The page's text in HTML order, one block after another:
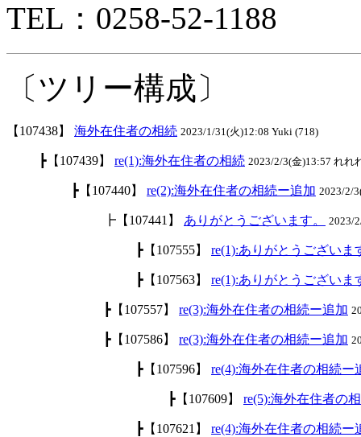
TEL：0258-52-1188
〔ツリー構成〕
【107438】 海外在住者の相続 2023/1/31(火)12:08 Yuki (718)
┣【107439】 re(1):海外在住者の相続 2023/2/3(金)13:57 れれ
┣【107440】 re(2):海外在住者の相続ー追加 2023/2/
┣【107441】 ありがとうございます。 2023/
┣【107555】 re(1):ありがとうございま
┣【107563】 re(1):ありがとうございま
┣【107557】 re(3):海外在住者の相続ー追加
┣【107586】 re(3):海外在住者の相続ー追加
┣【107596】 re(4):海外在住者の相続ー
┣【107609】 re(5):海外在住者の
┣【107621】 re(4):海外在住者の相続ー